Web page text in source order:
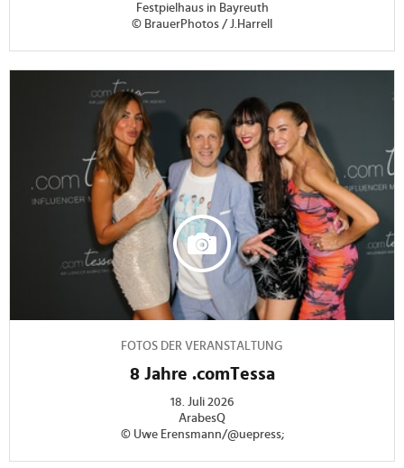
Festpielhaus in Bayreuth
© BrauerPhotos / J.Harrell
FOTOS DER VERANSTALTUNG
8 Jahre .comTessa
18. Juli 2026
ArabesQ
© Uwe Erensmann/@uepress;